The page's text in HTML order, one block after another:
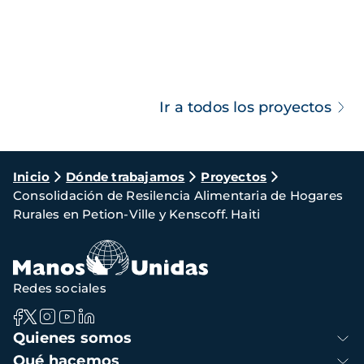
Ir a todos los proyectos
Ruta
de
navegación
Inicio Dónde trabajamos
Proyectos
Consolidación de Resilencia Alimentaria de Hogares
Rurales en Petion-Ville y Kenscoff. Haiti
Navegación
principal
Quienes somos
Redes sociales